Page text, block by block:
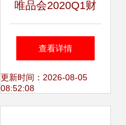
唯品会2020Q1财
报解读 净利润9.86
亿元背后的持续盈
查看详情
更新时间：2026-08-05
08:52:08